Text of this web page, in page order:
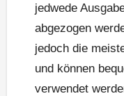
jedwede
abgezogen
jedoch die
und können
verwendet